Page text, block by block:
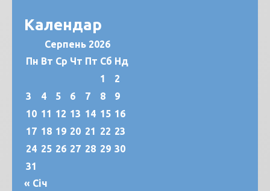
Календар
Серпень 2026
Пн Вт Ср Чт Пт Сб Нд
1
2
3
4 5 6 7 8
9
10 11 12 13 14 15 16
17 18 19 20 21 22 23
24 25 26 27 28 29 30
31
« Січ